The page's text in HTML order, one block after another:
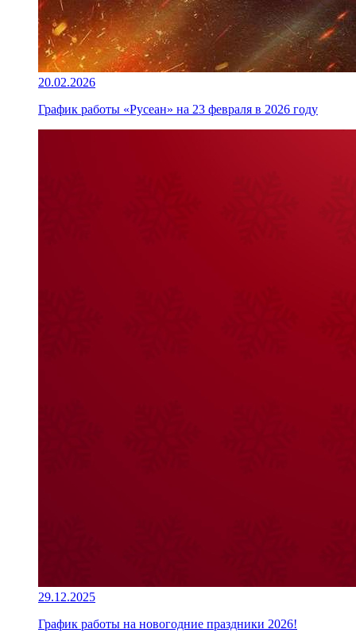
20.02.2026
График работы «Русеан» на 23 февраля в 2026 году
29.12.2025
График работы на новогодние праздники 2026!